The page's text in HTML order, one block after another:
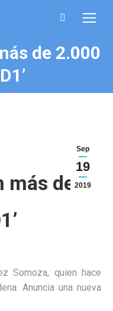
Buscar:
de 2.000
Sep
19
2019
más de
Somoza, quien hace
Anuncia una nueva